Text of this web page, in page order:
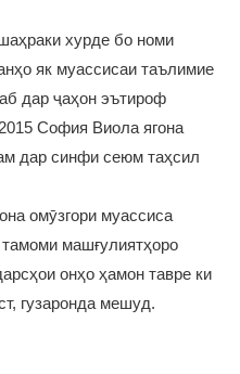
хурде бо номи
як муассисаи таълимие
дар ҷаҳон эътироф
София Виола ягона
дар синфи сеюм таҳсил
омӯзгори муассиса
машғулиятҳоро
онҳо ҳамон тавре ки
гузаронда мешуд.